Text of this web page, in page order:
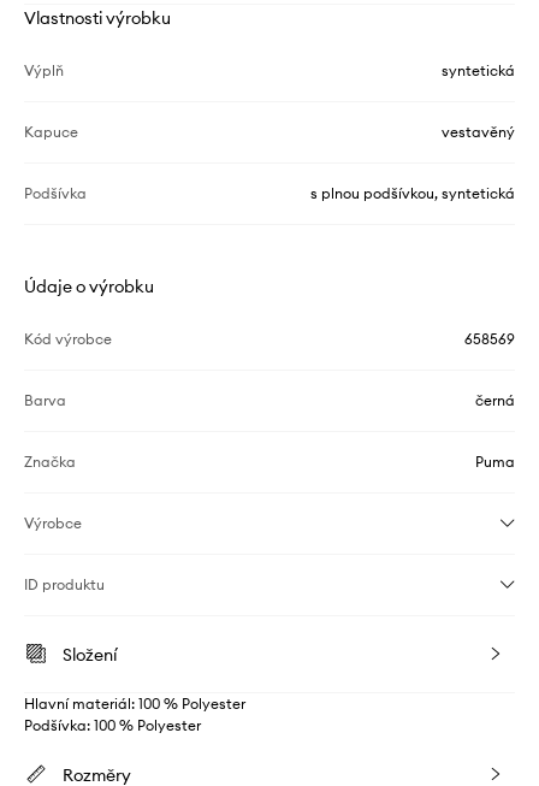
Vlastnosti výrobku
Výplň syntetická
Kapuce vestavěný
Podšívka s plnou podšívkou, syntetická
Údaje o výrobku
Kód výrobce 658569
Barva černá
Značka Puma
Výrobce
ID produktu
Složení
Hlavní materiál: 100 % Polyester
Podšívka: 100 % Polyester
Rozměry